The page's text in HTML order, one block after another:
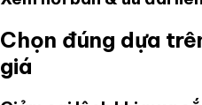
Chọn đúng dựa
giá